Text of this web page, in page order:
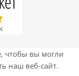
чтобы вы могли
наш веб-сайт.